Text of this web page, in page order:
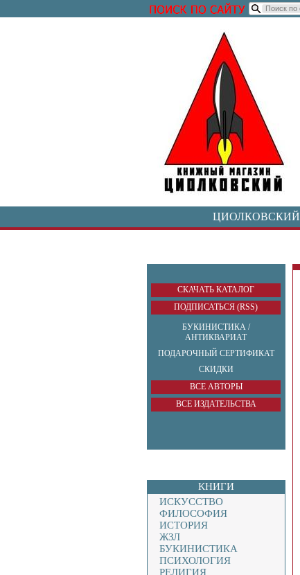
ЦИОЛКОВСКИЙ
СКАЧАТЬ КАТАЛОГ
ПОДПИСАТЬСЯ (RSS)
БУКИНИСТИКА /
АНТИКВАРИАТ
ПОДАРОЧНЫЙ СЕРТИФИКАТ
СКИДКИ
ВСЕ АВТОРЫ
ВСЕ ИЗДАТЕЛЬСТВА
КНИГИ
ИСКУССТВО
ФИЛОСОФИЯ
ИСТОРИЯ
ЖЗЛ
БУКИНИСТИКА
ПСИХОЛОГИЯ
РЕЛИГИЯ